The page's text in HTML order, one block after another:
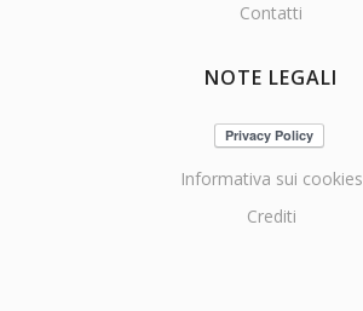
Contatti
NOTE LEGALI
Informativa sui cookies
Crediti